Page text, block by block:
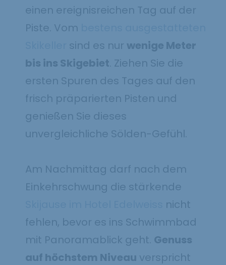
einen ereignisreichen Tag auf der
Piste. Vom
sind es nur wenige Meter
bis ins Skigebiet . Ziehen Sie die
ersten Spuren des Tages auf den
frisch präparierten Pisten und
genießen Sie dieses
unvergleichliche Sölden-Gefühl.
Am Nachmittag darf nach dem
Einkehrschwung die stärkende
nicht
fehlen, bevor es ins Schwimmbad
mit Panoramablick geht. Genuss
auf höchstem Niveau verspricht